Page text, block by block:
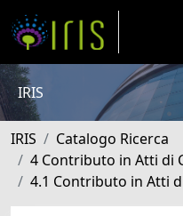
IRIS
IRIS
Catalogo Ricerca
4 Contributo in Atti di
4.1 Contributo in Atti